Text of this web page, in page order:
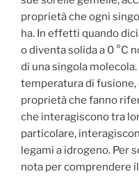
proprietà che ogni
ha. In effetti quando
o diventa solida a 0 °C
di una singola
temperatura di
proprietà che fanno
che interagiscono tra
particolare,
legami a idrogeno. Per
nota per comprendere